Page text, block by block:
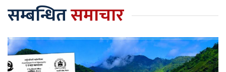
सम्बन्धितसमाचार